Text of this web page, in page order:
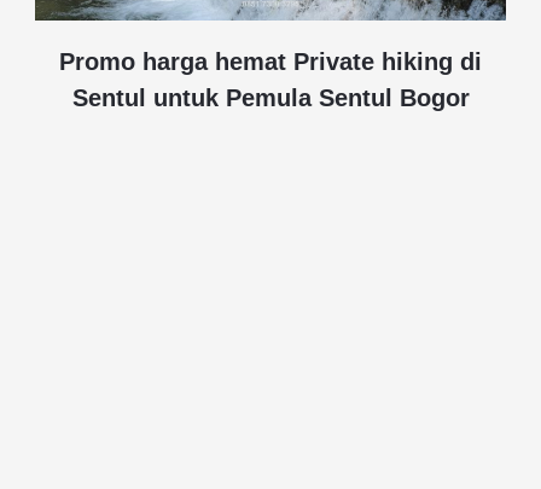
Promo harga hemat Private hiking di
Sentul untuk Pemula Sentul Bogor